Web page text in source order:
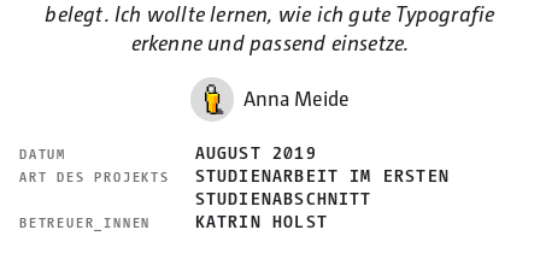
belegt. Ich wollte lernen, wie ich gute Typografie
erkenne und passend einsetze.
Anna Meide
DATUM AUGUST 2019
ART DES PROJEKTS
STUDIENARBEIT IM ERSTEN
STUDIENABSCHNITT
BETREUER_INNEN KATRIN HOLST